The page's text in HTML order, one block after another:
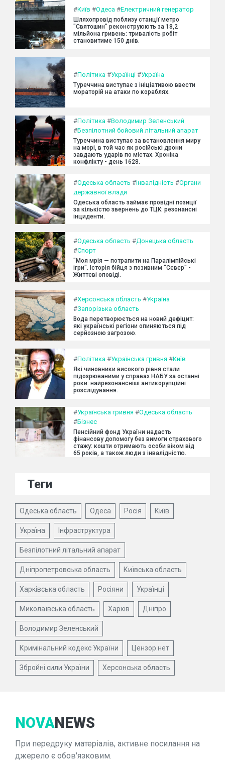
#Київ #Одеса #Електричний генератор
Шляхопровід поблизу станції метро
"Святошин" реконструюють за 18,2
мільйона гривень: тривалість робіт
становитиме 150 днів.
#Політика #Українці #Україна
Туреччина виступає з ініціативою ввести
мораторій на атаки по кораблях.
#Політика #Володимир Зеленський
#Безпілотний бойовий літальний апарат
Туреччина виступає за встановлення миру
на морі, в той час як російські дрони
завдають ударів по містах. Хроніка
конфлікту - день 1628.
#Одеська область #Інвалідність #Органи
державної влади
Одеська область займає провідні позиції
за кількістю звернень до ТЦК: резонансні
інциденти.
#Одеська область #Донецька область
#Спорт
"Моя мрія — потрапити на Паралімпійські
ігри". Історія бійця з позивним "Сєвєр" -
Життєві оповіді.
#Херсонська область #Україна
#Запорізька область
Вода перетворюється на новий дефіцит:
які українські регіони опиняються під
серйозною загрозою.
#Політика #Українська гривня #Київ
Які чиновники високого рівня стали
підозрюваними у справах НАБУ за останні
роки: найрезонансніші антикорупційні
розслідування.
#Українська гривня #Одеська область
#Бізнес
Пенсійний фонд України надасть
фінансову допомогу без вимоги страхового
стажу: кошти отримають особи віком від
65 років, а також люди з інвалідністю.
Теги
Одеська область Одеса Росія Київ
Україна Інфраструктура
Безпілотний літальний апарат
Дніпропетровська область Київська область
Харківська область Росіяни Українці
Миколаївська область Харків Дніпро
Володимир Зеленський
Кримінальний кодекс України Цензор.нет
Збройні сили України Херсонська область
NOVANEWS
При передруку матеріалів, активне посилання на
джерело є обов'язковим.